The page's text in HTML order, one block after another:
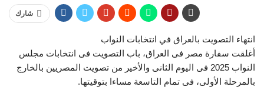
شارك
انتهاء التصويت بالعراق في انتخابات النواب
أغلقت سفارة مصر فى العراق، باب التصويت فى انتخابات مجلس
النواب 2025 فى اليوم الثانى والأخير من تصويت المصريين بالخارج
بالمرحلة الأولى، فى تمام التاسعة مساءا بتوقيتها.